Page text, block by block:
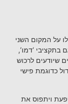
על המקום השני
בתקציבי ‘דמו’,
שיודעים לרכוש
כדוגמת פישי
ויתפוס את